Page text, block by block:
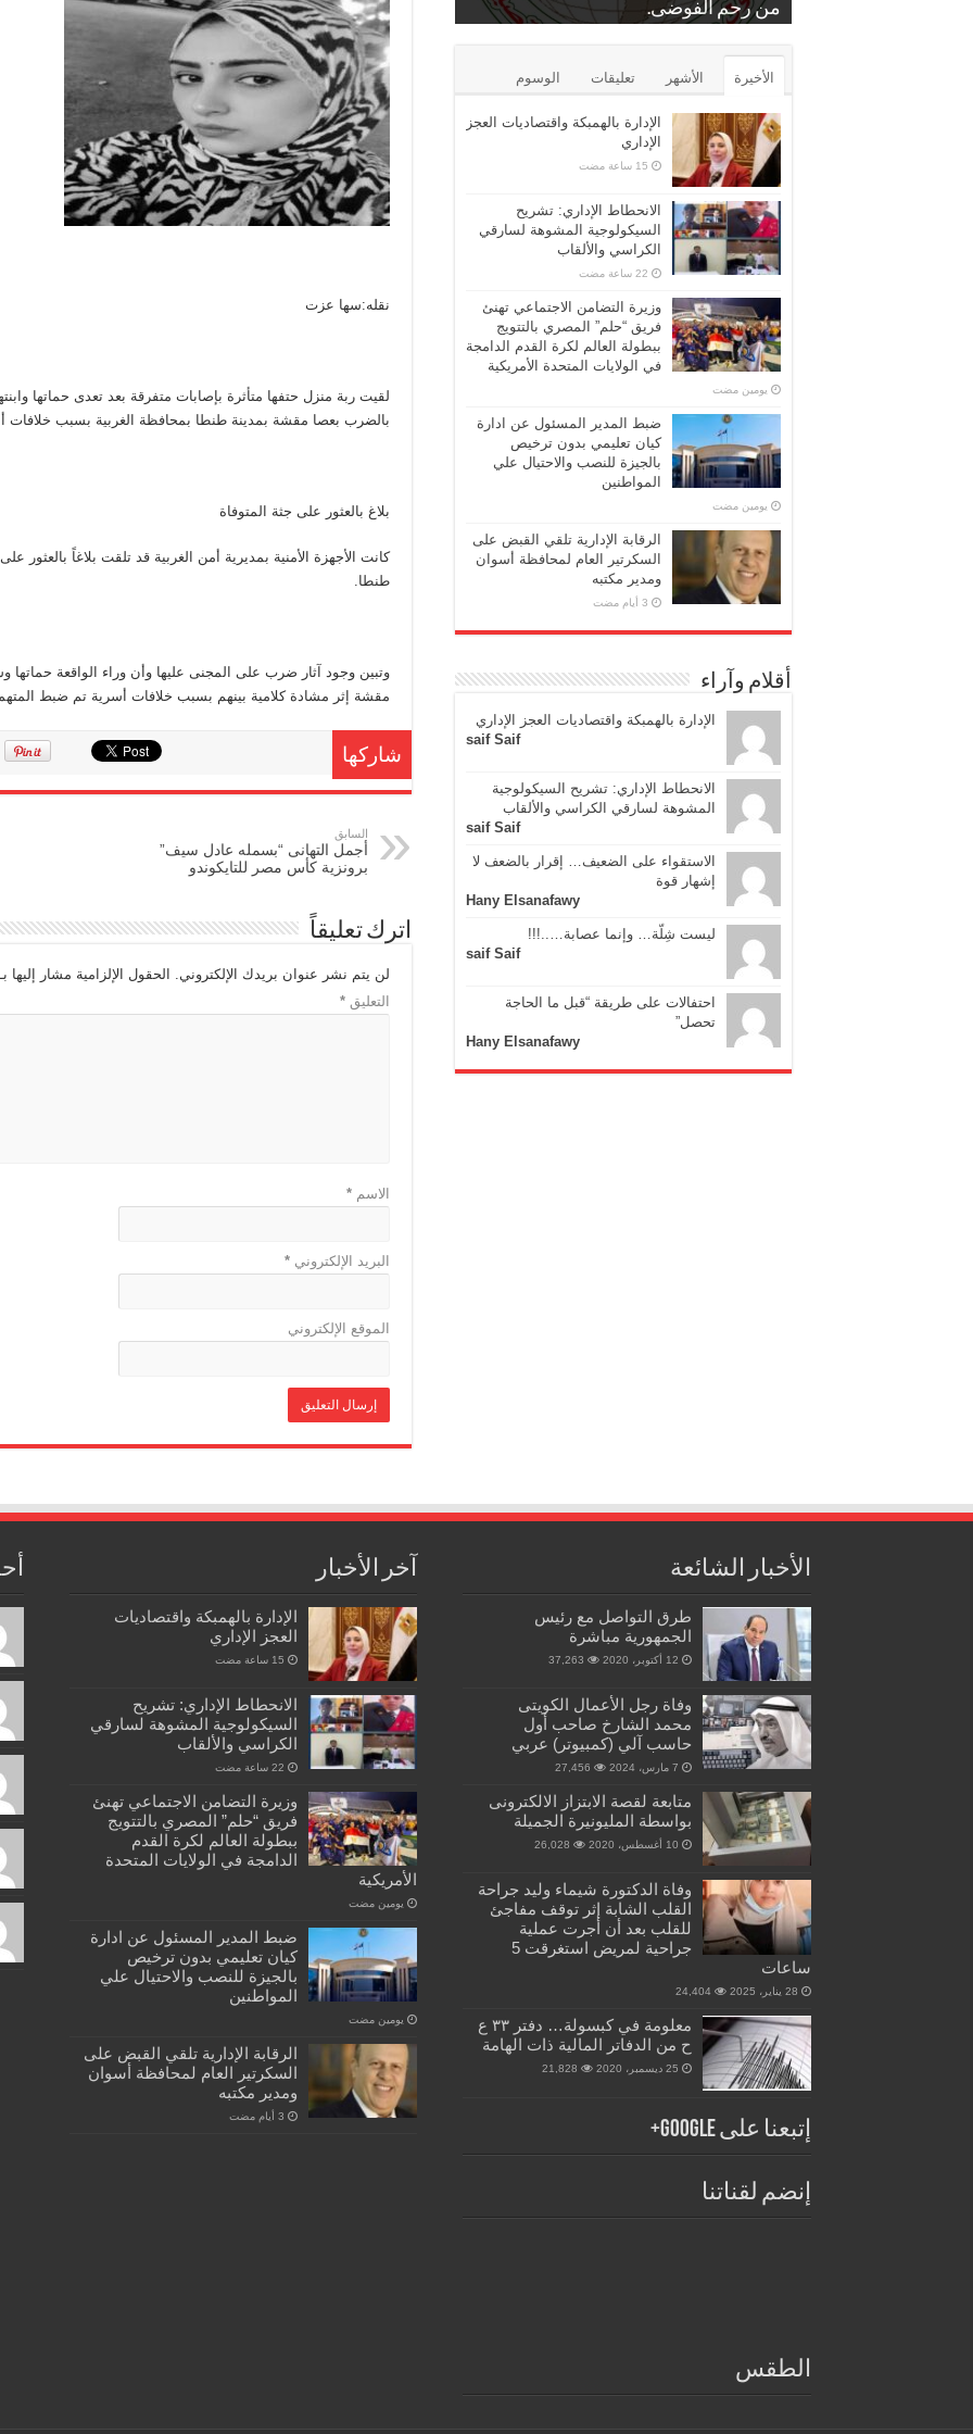
نقله:سها عزت
لقيت ربة منزل حتفها متأثرة بإصابات متفرقة بعد تعدى حماتها
بالضرب بعصا مقشة بمدينة طنطا بمحافظة الغربية بسبب خلافات
بلاغ بالعثور على جثة المتوفاة
كانت الأجهزة الأمنية بمديرية أمن الغربية قد تلقت بلاغاً
طنطا.
وتبين وجود آثار ضرب على المجنى عليها وأن وراء الواقعة حماتها
مقشة إثر مشادة كلامية بينهم بسبب خلافات أسرية تم ضبط
شاركها
السابق
أجمل التهانى “بسمله عادل سيف”
برونزية كأس مصر للتايكوندو
اترك تعليقاً
لن يتم نشر عنوان بريدك الإلكتروني.
الحقول الإلزامية مشار إليها
التعليق *
الاسم *
البريد الإلكتروني *
الموقع الإلكتروني
من رحم الفوضى.
برونزية كأس مصر للتايكوندو
الشرب عن مركز الرياض بكفر الشيخ
بيع بالمزاد العلني…محكمه المحله الكبرى
بمنشة الشرقية
محامين كفرالشيخ الاستاذ فراج زعفان
د. عايدة عبدالبارى.
الأخيرة الأشهر تعليقات الوسوم
الإدارة بالهمبكة واقتصاديات العجز
الإداري
الانحطاط الإداري: تشريح
السيكولوجية المشوهة لسارقي
الكراسي والألقاب
وزيرة التضامن الاجتماعي تهنئ
فريق “حلم” المصري بالتتويج
ببطولة العالم لكرة القدم الدامجة
في الولايات المتحدة الأمريكية
‏يومين مضت
ضبط المدير المسئول عن ادارة
كيان تعليمي بدون ترخيص
بالجيزة للنصب والاحتيال علي
المواطنين
‏يومين مضت
الرقابة الإدارية تلقي القبض على
السكرتير العام لمحافظة أسوان
ومدير مكتبه
أقلام وآراء
الإدارة بالهمبكة واقتصاديات العجز الإداري
saif Saif
الانحطاط الإداري: تشريح السيكولوجية
المشوهة لسارقي الكراسي والألقاب
saif Saif
الاستقواء على الضعيف… إقرار بالضعف لا
إشهار قوة
Hany Elsanafawy
ليست شِلّة… وإنما عصابة…..!!!
saif Saif
احتفالات على طريقة “قبل ما الحاجة
تحصل”
Hany Elsanafawy
الأخبار الشائعة
طرق التواصل مع رئيس
الجمهورية مباشرة
12 أكتوبر، 2020 37,263
وفاة رجل الأعمال الكويتى
محمد الشارخ صاحب أول
حاسب آلي (كمبيوتر) عربي
7 مارس، 2024 27,456
متابعة لقصة الابتزاز الالكترونى
بواسطة المليونيرة الجميلة
10 أغسطس، 2020 26,028
وفاة الدكتورة شيماء وليد جراحة
القلب الشابة إثر توقف مفاجئ
للقلب بعد أن أجرت عملية
جراحية لمريض استغرقت 5
ساعات
28 يناير، 2025 24,404
معلومة في كبسولة… دفتر ٣٣ ع
ح من الدفاتر المالية ذات الهامة
25 ديسمبر، 2020 21,828
إتبعنا على Google+
إنضم لقناتنا
الطقس
آخر الأخبار
الإدارة بالهمبكة واقتصاديات
العجز الإداري
الانحطاط الإداري: تشريح
السيكولوجية المشوهة لسارقي
الكراسي والألقاب
وزيرة التضامن الاجتماعي تهنئ
فريق “حلم” المصري بالتتويج
ببطولة العالم لكرة القدم
الدامجة في الولايات المتحدة
الأمريكية
‏يومين مضت
ضبط المدير المسئول عن ادارة
كيان تعليمي بدون ترخيص
بالجيزة للنصب والاحتيال علي
المواطنين
‏يومين مضت
الرقابة الإدارية تلقي القبض على
السكرتير العام لمحافظة أسوان
ومدير مكتبه